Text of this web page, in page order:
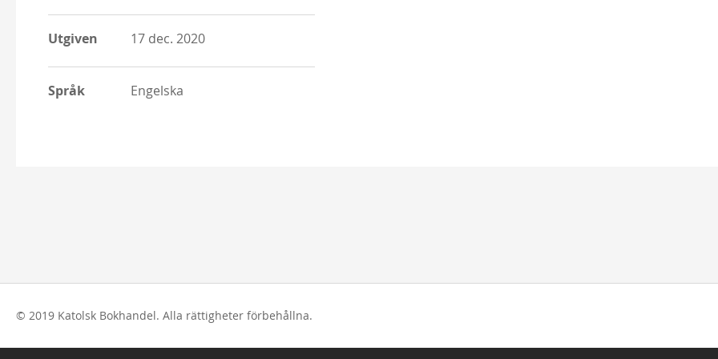
Utgiven 17 dec. 2020
Språk Engelska
© 2019 Katolsk Bokhandel. Alla rättigheter förbehållna.